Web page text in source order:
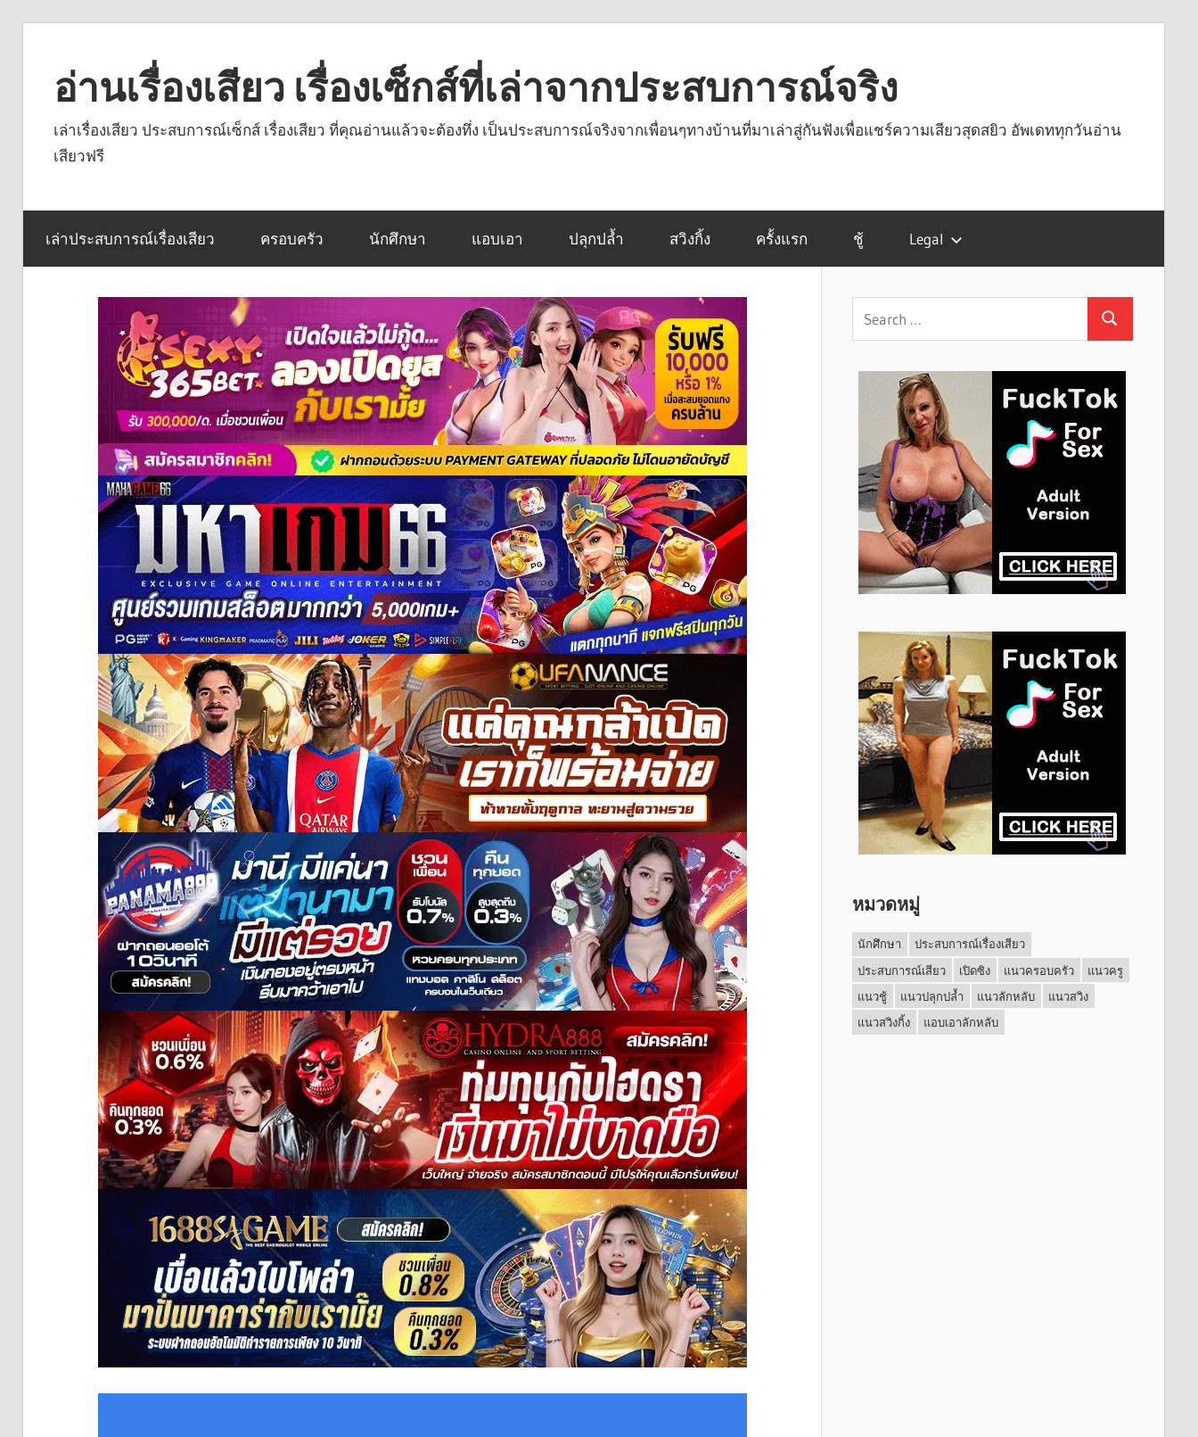
contentอ่านเรื่องเสียว เรื่องเซ็กส์ที่เล่าจากประสบการณ์จริง
เล่าเรื่องเสียว ประสบการณ์เซ็กส์ เรื่องเสียว ที่คุณอ่านแล้วจะต้องทึ่ง เป็นประสบการณ์จริงจากเพื่อนๆทางบ้านที่มาเล่าสู่กันฟังเพื่อแชร์ความเสียวสุดสยิว อัพเดททุกวันอ่าน
เสียวฟรี
เล่าประสบการณ์เรื่องเสียว ครอบครัว นักศึกษา แอบเอา ปลุกปล้ำ สวิงกิ้ง ครั้งแรก ชู้ Legal
หมวดหมู่
นักศึกษา
ประสบการณ์เรื่องเสียว
ประสบการณ์เสียว
เปิดซิง แนวครอบครัว
แนวครู
แนวชู้
แนวปลุกปล้ำ แนวลักหลับ
แนวสวิง
แนวสวิงกิ้ง
แอบเอาลักหลับ